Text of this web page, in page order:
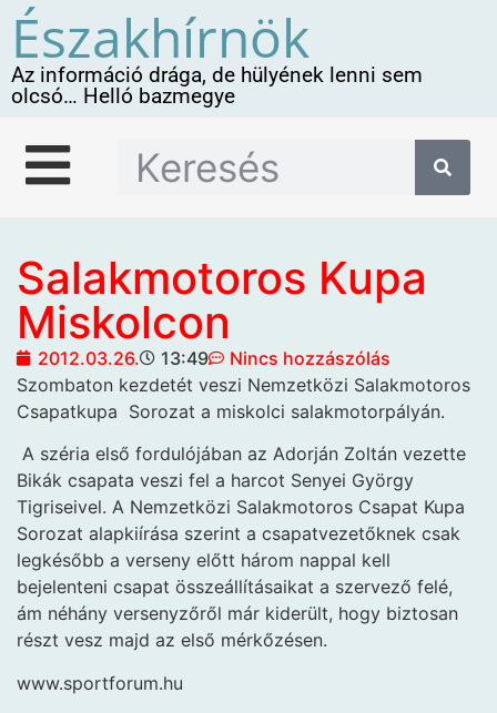
Északhírnök
Az információ drága, de hülyének lenni sem
olcsó… Helló bazmegye
Salakmotoros Kupa
Miskolcon
2012.03.26. 13:49
Nincs hozzászólás
Szombaton kezdetét veszi Nemzetközi Salakmotoros
Csapatkupa Sorozat a miskolci salakmotorpályán.
A széria első fordulójában az Adorján Zoltán vezette
Bikák csapata veszi fel a harcot Senyei György
Tigriseivel. A Nemzetközi Salakmotoros Csapat Kupa
Sorozat alapkiírása szerint a csapatvezetőknek csak
legkésőbb a verseny előtt három nappal kell
bejelenteni csapat összeállításaikat a szervező felé,
ám néhány versenyzőről már kiderült, hogy biztosan
részt vesz majd az első mérkőzésen.
www.sportforum.hu